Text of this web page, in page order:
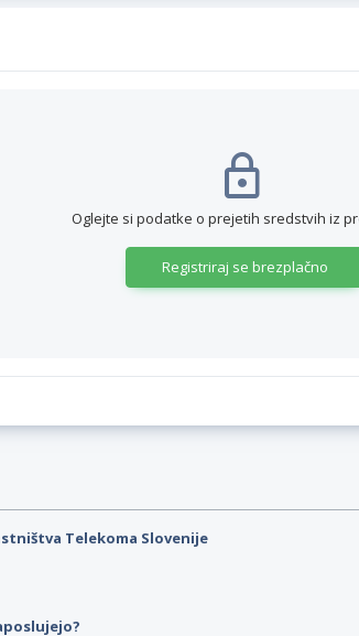
Oglejte si podatke o prejetih sredstvih iz
Registriraj se brezplačno
Telekoma Slovenije